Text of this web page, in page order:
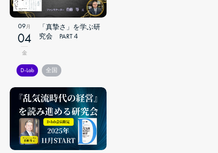
09月
04
金
「真摯さ」を学ぶ研
究会 PART４
D-Lab 全国